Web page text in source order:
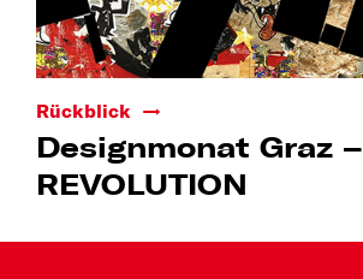
Rückblick
Designmonat Graz –
REVOLUTION